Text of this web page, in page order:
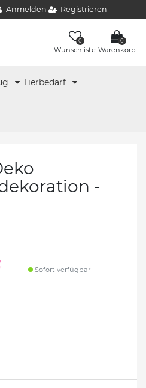
Anmelden Registrieren
0
Wunschliste
0
Warenkorb
Tierbedarf
-
Sofort verfügbar